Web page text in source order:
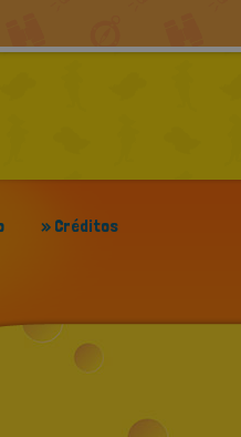
» Créditos